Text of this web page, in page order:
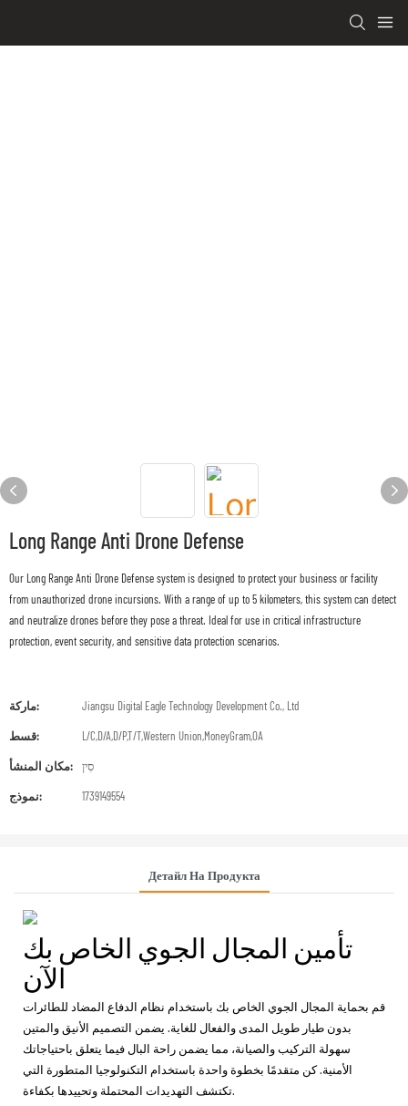
Long Range Anti Drone Defense
Our Long Range Anti Drone Defense system is designed to protect your business or facility
from unauthorized drone incursions. With a range of up to 5 kilometers, this system can detect
and neutralize drones before they pose a threat. Ideal for use in critical infrastructure
protection, event security, and sensitive data protection scenarios.
ماركة: Jiangsu Digital Eagle Technology Development Co., Ltd
قسط: L/C,D/A,D/P,T/T,Western Union,MoneyGram,OA
مكان المنشأ: סִין
نموذج: 1739149554
Детайл На Продукта
تأمين المجال الجوي الخاص بك
قم بحماية المجال الجوي الخاص بك باستخدام نظام الدفاع المضاد للطائرات
بدون طيار طويل المدى والفعال للغاية. يضمن التصميم الأنيق والمتين
سهولة التركيب والصيانة، مما يضمن راحة البال فيما يتعلق باحتياجاتك
الأمنية. كن متقدمًا بخطوة واحدة باستخدام التكنولوجيا المتطورة التي
تكتشف التهديدات المحتملة وتحييدها بكفاءة.